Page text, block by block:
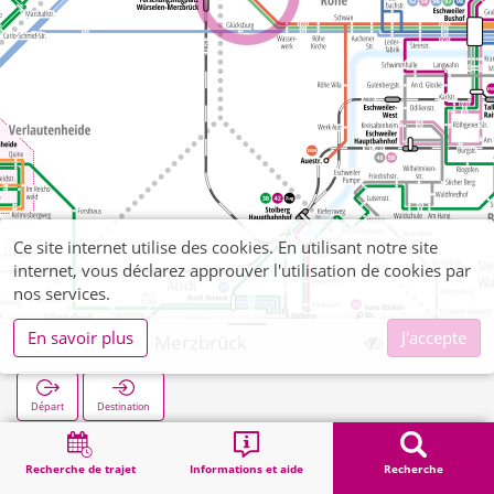
Recherche de trajet Informations et aide Recherche
Röhe Abzw. Merzbrück
Départ Destination
Démarrage Recherche Röhe Abzw. Merzbrück
Ce site internet utilise des cookies. En utilisant notre site
internet, vous déclarez approuver l'utilisation de cookies par
nos services.
En savoir plus
J'accepte